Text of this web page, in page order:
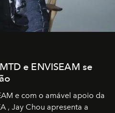
e ENVISEAM se
e com o amável apoio da
, Jay Chou apresenta a